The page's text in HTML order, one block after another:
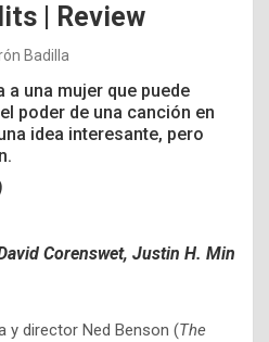
| Review
Badilla
a una mujer que puede
poder de una canción en
idea interesante, pero
Corenswet, Justin H. Min
y director Ned Benson (The